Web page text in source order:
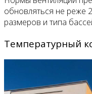
обновляться не реже
размеров и типа
Температурный